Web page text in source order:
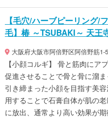
【毛穴/ハーブピーリング/
毛】椿 ～TSUBAKI～ 天王
大阪府大阪市阿倍野区阿倍野筋1-
【小顔コルギ】 骨と筋肉にア
促進させることで骨と骨に溜
引き締まった小顔を目指す美
用することで石膏自体が肌の
に放出、通常より高い効果が